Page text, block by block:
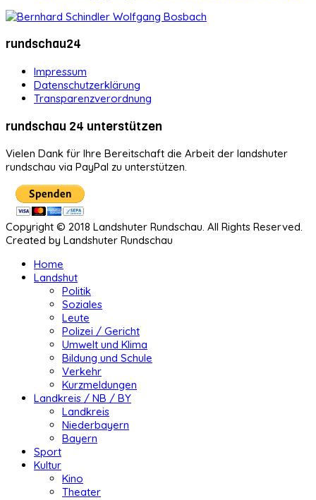
rundschau24
Impressum
Datenschutzerklärung
Transparenzverordnung
rundschau 24 unterstützen
Vielen Dank für Ihre Bereitschaft die Arbeit der landshuter
rundschau via PayPal zu unterstützen.
Copyright © 2018 Landshuter Rundschau. All Rights Reserved.
Created by Landshuter Rundschau
Home
Landshut
Politik
Soziales
Leute
Polizei / Gericht
Umwelt und Klima
Bildung und Schule
Verkehr
Kurzmeldungen
Landkreis / NB / BY
Landkreis
Niederbayern
Bayern
Sport
Kultur
Kino
Theater